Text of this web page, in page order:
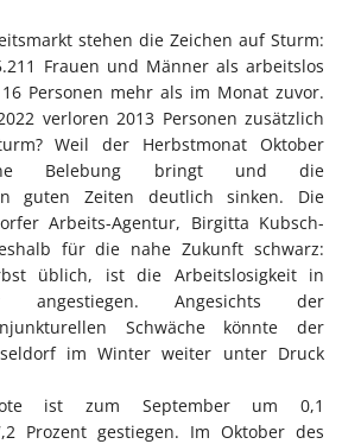
stehen die Zeichen auf Sturm:
Frauen und Männer als arbeitslos
Personen mehr als im Monat zuvor.
verloren 2013 Personen zusätzlich
Weil der Herbstmonat Oktober
Belebung bringt und die
guten Zeiten deutlich sinken. Die
Arbeits-Agentur, Birgitta Kubsch-
für die nahe Zukunft schwarz:
üblich, ist die Arbeitslosigkeit in
angestiegen. Angesichts der
Schwäche könnte der
im Winter weiter unter Druck
ist zum September um 0,1
Prozent gestiegen. Im Oktober des